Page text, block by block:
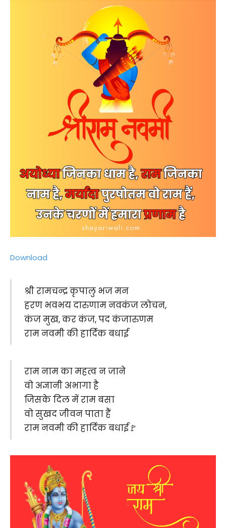
Download
श्री रामचन्द्र कृपालु भज मन
हरण भवभय दारुणाम नवकंज लोचन,
कंज मुख, कर कंज, पद कंजारुणम
राम नवमी की हार्दिक बधाई
राम नाम का महत्व न जाने
वो अज्ञानी अभागा है
जिसके दिल में राम बसा
वो सुखद जीवन पाता हैं
राम नवमी की हार्दिक बधाई🚩